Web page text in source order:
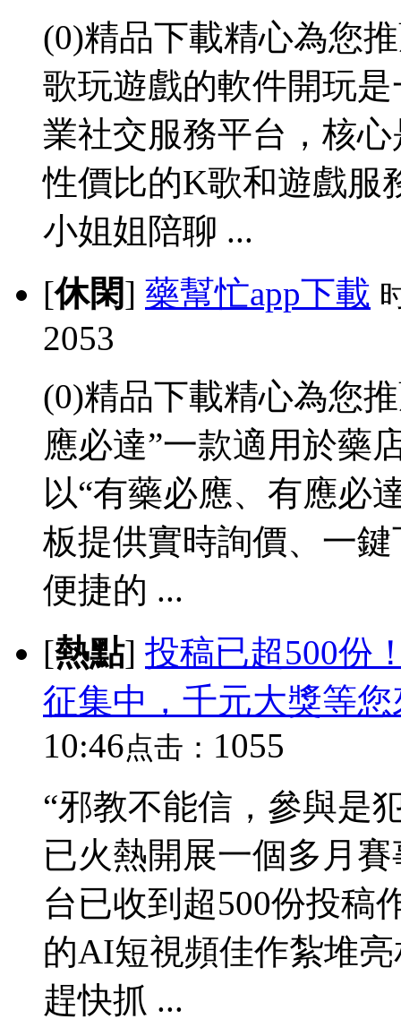
(0)精品下載精心為您
歌玩遊戲的軟件開玩
業社交服務平台，核
性價比的K歌和遊戲服
小姐姐陪聊 ...
[休閑] 藥幫忙app下載
2053
(0)精品下載精心為您
應必達”一款適用於藥
以“有藥必應、有應必
板提供實時詢價、一
便捷的 ...
[熱點] 投稿已超500份
征集中，千元大獎等
10:46点击： 1055
“邪教不能信，參與是
已火熱開展一個多月
台已收到超500份投稿
的AI短視頻佳作紮堆
趕快抓 ...